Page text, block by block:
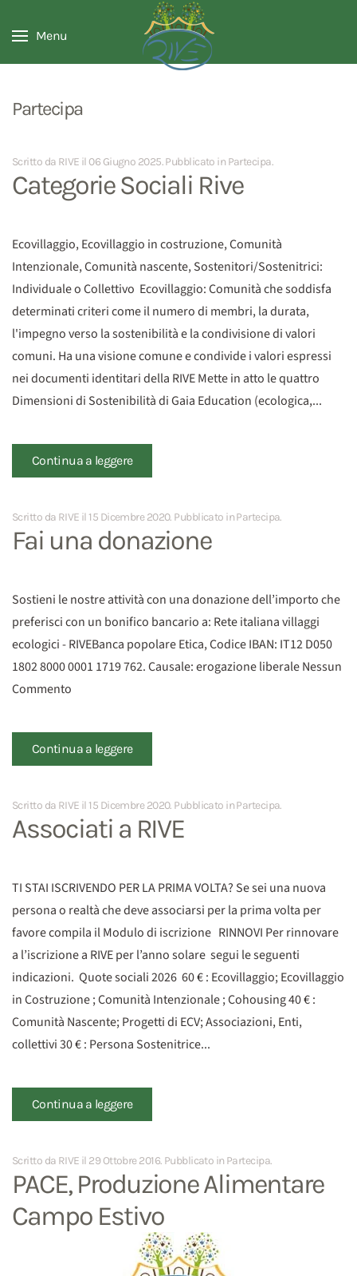
Menu
Partecipa
Scritto da RIVE il 06 Giugno 2025. Pubblicato in Partecipa.
Categorie Sociali Rive
Ecovillaggio, Ecovillaggio in costruzione, Comunità
Intenzionale, Comunità nascente, Sostenitori/Sostenitrici:
Individuale o Collettivo Ecovillaggio: Comunità che soddisfa
determinati criteri come il numero di membri, la durata,
l'impegno verso la sostenibilità e la condivisione di valori
comuni. Ha una visione comune e condivide i valori espressi
nei documenti identitari della RIVE Mette in atto le quattro
Dimensioni di Sostenibilità di Gaia Education (ecologica,...
Continua a leggere
Scritto da RIVE il 15 Dicembre 2020. Pubblicato inPartecipa.
Fai una donazione
Sostieni le nostre attività con una donazione dell’importo che
preferisci con un bonifico bancario a: Rete italiana villaggi
ecologici - RIVEBanca popolare Etica, Codice IBAN: IT12 D050
1802 8000 0001 1719 762. Causale: erogazione liberale Nessun
Commento
Continua a leggere
Scritto da RIVE il 15 Dicembre 2020. Pubblicato inPartecipa.
Associati a RIVE
TI STAI ISCRIVENDO PER LA PRIMA VOLTA? Se sei una nuova
persona o realtà che deve associarsi per la prima volta per
favore compila il Modulo di iscrizione RINNOVI Per rinnovare
a l’iscrizione a RIVE per l’anno solare segui le seguenti
indicazioni. Quote sociali 2026 60 € : Ecovillaggio; Ecovillaggio
in Costruzione ; Comunità Intenzionale ; Cohousing 40 € :
Comunità Nascente; Progetti di ECV; Associazioni, Enti,
collettivi 30 € : Persona Sostenitrice...
Continua a leggere
Scritto da RIVE il 29 Ottobre 2016. Pubblicato in Partecipa.
PACE, Produzione Alimentare
Campo Estivo